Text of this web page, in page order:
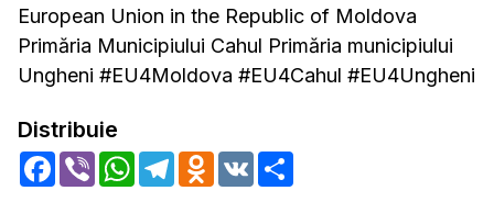
European Union in the Republic of Moldova
Primăria Municipiului Cahul Primăria municipiului
Ungheni #EU4Moldova #EU4Cahul #EU4Ungheni
Distribuie
Facebook
Viber WhatsApp
TelegramOdnoklassniki
VK